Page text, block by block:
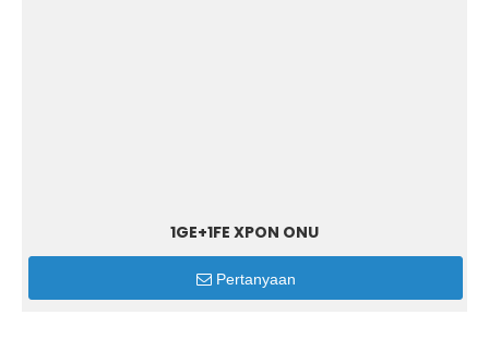
1GE+1FE XPON ONU
Pertanyaan